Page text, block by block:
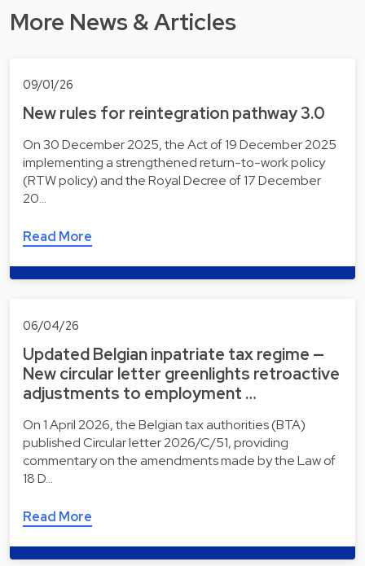
More News & Articles
09/01/26
New rules for reintegration pathway 3.0
On 30 December 2025, the Act of 19 December 2025
implementing a strengthened return-to-work policy
(RTW policy) and the Royal Decree of 17 December
20…
Read More
06/04/26
Updated Belgian inpatriate tax regime —
New circular letter greenlights retroactive
adjustments to employment …
On 1 April 2026, the Belgian tax authorities (BTA)
published Circular letter 2026/C/51, providing
commentary on the amendments made by the Law of
18 D…
Read More